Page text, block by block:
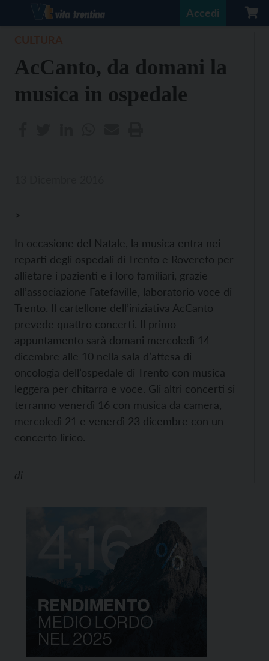
Accedi
AcCanto, da domani la
musica in ospedale
>
In occasione del Natale, la musica entra nei
reparti degli ospedali di Trento e Rovereto per
allietare i pazienti e i loro familiari, grazie
all’associazione Fatefaville, laboratorio voce di
Trento. Il cartellone dell’iniziativa AcCanto
prevede quattro concerti. Il primo
appuntamento sarà domani mercoledì 14
dicembre alle 10 nella sala d’attesa di
oncologia dell’ospedale di Trento con musica
leggera per chitarra e voce. Gli altri concerti si
terranno venerdì 16 con musica da camera,
mercoledì 21 e venerdì 23 dicembre con un
concerto lirico.
di